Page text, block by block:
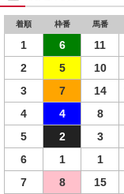
着順 枠番 馬番
1 6 11
2
5 10
3
7 14
4
4 8
5
2 3
6
1 1
7
8 15